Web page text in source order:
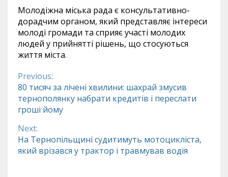
Молодіжна міська рада є консультативно-
дорадчим органом, який представляє інтереси
молоді громади та сприяє участі молодих
людей у прийнятті рішень, що стосуються
життя міста.
Continue
Reading
Previous:
80 тисяч за лічені хвилини: шахрай змусив
тернополянку набрати кредитів і переслати
гроші йому
Next:
На Тернопільщині судитимуть мотоцикліста,
який врізався у трактор і травмував водія